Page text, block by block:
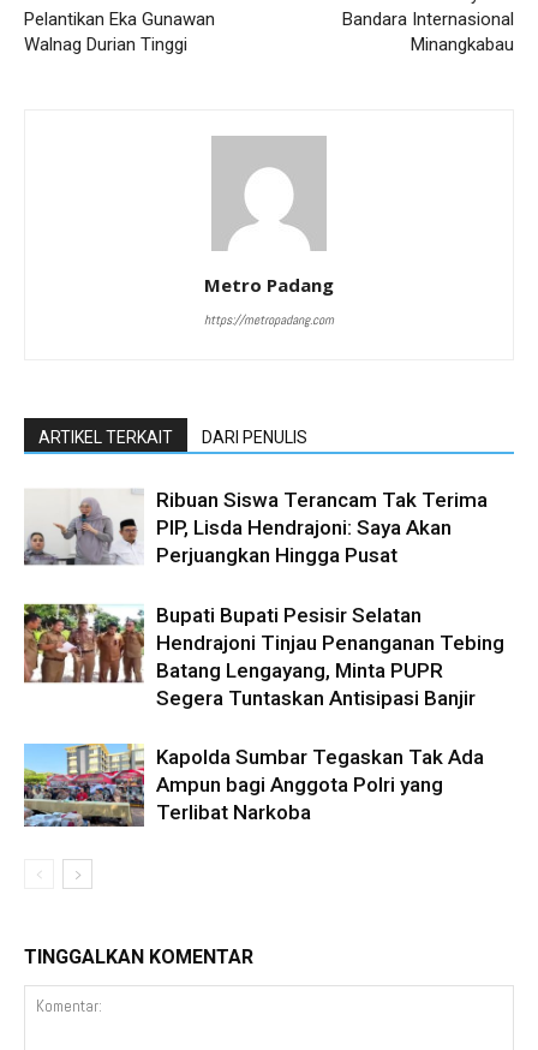
Pelantikan Eka Gunawan
Walnag Durian Tinggi
Bandara Internasional
Minangkabau
Metro Padang
https://metropadang.com
ARTIKEL TERKAIT DARI PENULIS
Ribuan Siswa Terancam Tak Terima
PIP, Lisda Hendrajoni: Saya Akan
Perjuangkan Hingga Pusat
Bupati Bupati Pesisir Selatan
Hendrajoni Tinjau Penanganan Tebing
Batang Lengayang, Minta PUPR
Segera Tuntaskan Antisipasi Banjir
Kapolda Sumbar Tegaskan Tak Ada
Ampun bagi Anggota Polri yang
Terlibat Narkoba
TINGGALKAN KOMENTAR